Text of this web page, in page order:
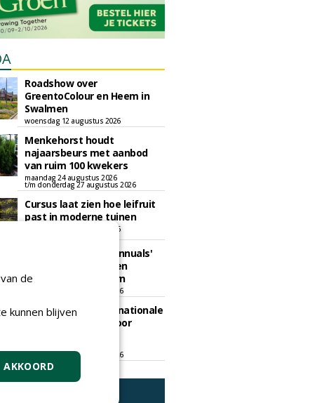
Roadshow over
GreentoColour en Heem in
Swalmen
woensdag 12 augustus 2026
Menkehorst houdt
najaarsbeurs met aanbod
van ruim 100 kwekers
maandag 24 augustus 2026
t/m donderdag 27 augustus 2026
Cursus laat zien hoe leifruit
past in moderne tuinen
woensdag 26 augustus 2026
Vakdag 'All About Annuals'
zet eenjarige planten
centraal in Appeltern
donderdag 27 augustus 2026
GaLaBau 2026: internationale
ontmoetingsplek voor
t/m vrijdag 18 september 2026
de
kunnen blijven
AKKOORD